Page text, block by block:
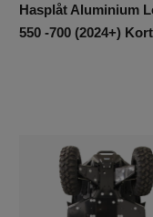
livslängden på din
Hasplåt Aluminium
550 -700 (2024+) Kort